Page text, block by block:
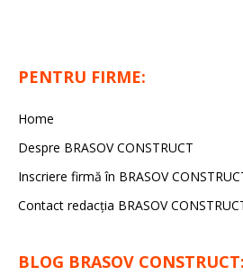
PENTRU FIRME:
Home
Despre BRASOV CONSTRUCT
Inscriere firmă în BRASOV
Contact redacţia BRASOV
BLOG BRASOV CONSTRUCT: